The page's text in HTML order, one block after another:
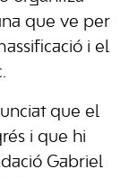
que ve per
i el
que el
i que hi
Gabriel